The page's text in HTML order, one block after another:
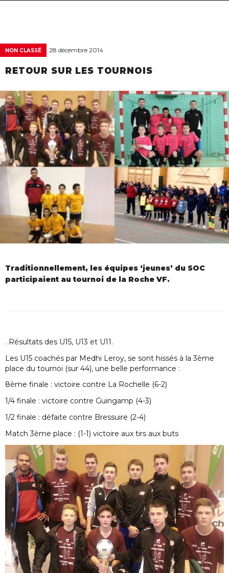
NON CLASSÉ 28 décembre 2014
RETOUR SUR LES TOURNOIS
Traditionnellement, les équipes ‘jeunes’ du SOC
participaient au tournoi de la Roche VF.
. Résultats des U15, U13 et U11.
Les U15 coachés par Medhi Leroy, se sont hissés à la 3ème
place du tournoi (sur 44), une belle performance :
8ème finale : victoire contre La Rochelle (6-2)
1/4 finale : victoire contre Guingamp (4-3)
1/2 finale : défaite contre Bressuire (2-4)
Match 3ème place : (1-1) victoire aux tirs aux buts